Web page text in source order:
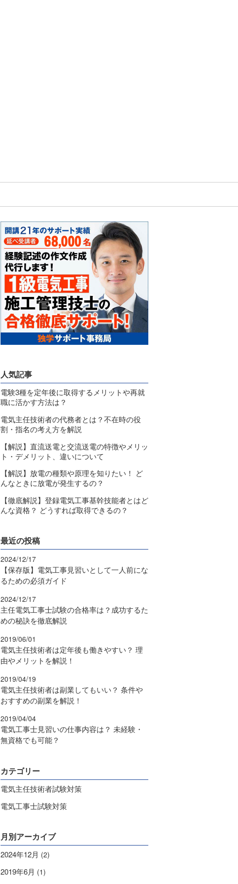
人気記事
電験3種を定年後に取得するメリットや再就
職に活かす方法は？
電気主任技術者の代務者とは？不在時の役
割・指名の考え方を解説
【解説】直流送電と交流送電の特徴やメリッ
ト・デメリット、違いについて
【解説】放電の種類や原理を知りたい！ ど
んなときに放電が発生するの？
【徹底解説】登録電気工事基幹技能者とはど
んな資格？ どうすれば取得できるの？
最近の投稿
2024/12/17
【保存版】電気工事見習いとして一人前にな
るための必須ガイド
2024/12/17
主任電気工事士試験の合格率は？成功するた
めの秘訣を徹底解説
2019/06/01
電気主任技術者は定年後も働きやすい？ 理
由やメリットを解説！
2019/04/19
電気主任技術者は副業してもいい？ 条件や
おすすめの副業を解説！
2019/04/04
電気工事士見習いの仕事内容は？ 未経験・
無資格でも可能？
カテゴリー
電気主任技術者試験対策
電気工事士試験対策
月別アーカイブ
2024年12月 (2)
2019年6月 (1)